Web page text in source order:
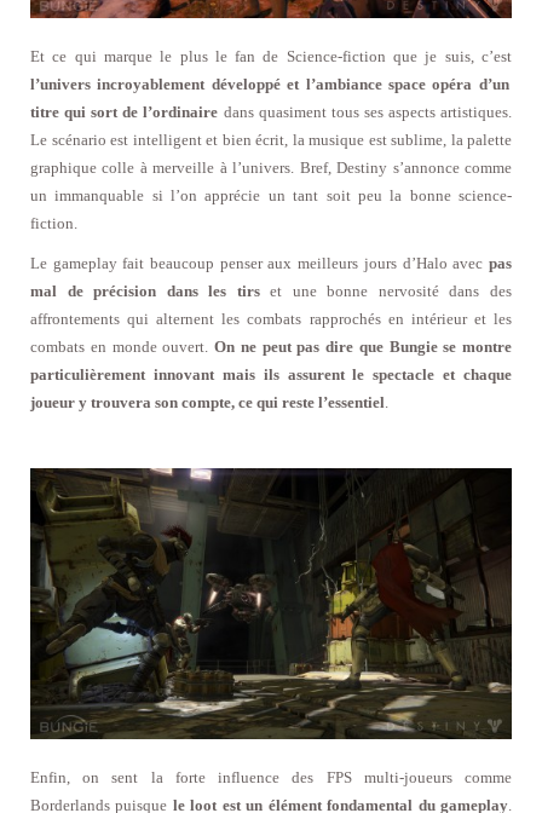
Et ce qui marque le plus le fan de Science-fiction que je suis, c’est
l’univers incroyablement développé et l’ambiance space opéra d’un
titre qui sort de l’ordinaire dans quasiment tous ses aspects artistiques.
Le scénario est intelligent et bien écrit, la musique est sublime, la palette
graphique colle à merveille à l’univers. Bref, Destiny s’annonce comme
un immanquable si l’on apprécie un tant soit peu la bonne science-
fiction.
Le gameplay fait beaucoup penser aux meilleurs jours d’Halo avec pas
mal de précision dans les tirset une bonne nervosité dans des
affrontements qui alternent les combats rapprochés en intérieur et les
combats en monde ouvert. On ne peut pas dire que Bungie se montre
particulièrement innovant mais ils assurent le spectacle et chaque
joueur y trouvera son compte, ce qui reste l’essentiel.
Enfin, on sent la forte influence des FPS multi-joueurs comme
Borderlands puisque le loot est un élément fondamental du gameplay